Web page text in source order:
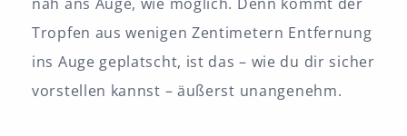
Tropfen aus wenigen Zentimetern Entfernung
ins Auge geplatscht, ist das – wie du dir sicher
vorstellen kannst – äußerst unangenehm.